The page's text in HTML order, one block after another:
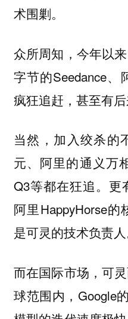
术围剿。
众所周知，今年以
字节的Seedance、
疯狂追赶，甚至有后
当然，加入绞杀的
元、阿里的通义万
Q3等都在狂追。更
阿里HappyHorse
是可灵的技术负责人
而在国际市场，可
球范围内，Google